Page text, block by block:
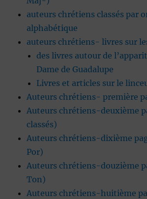
auteurs chrétiens classés par
alphabétique
auteurs chrétiens- livres sur
des livres autour de
Dame de Guadalupe
Livres et articles sur le
Auteurs chrétiens- première
Auteurs chrétiens-deuxième
classés)
Auteurs chrétiens-dixième
Por)
Auteurs chrétiens-douzième
Ton)
Auteurs chrétiens-huitième